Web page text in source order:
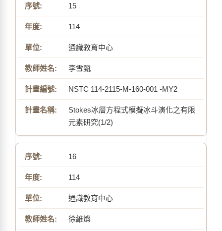
15
114
通識教育中心
李雪甄
NSTC 114-2115-M-160-001 -MY2
Stokes冰層方程式模擬冰斗演化之有限
元素研究(1/2)
16
114
通識教育中心
徐維燦